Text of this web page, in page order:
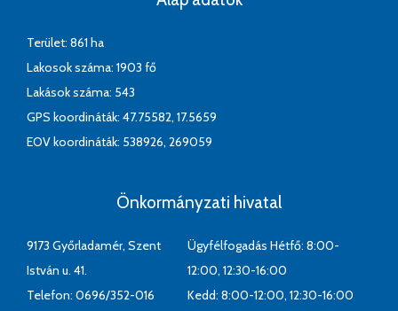
Terület: 861 ha
Lakosok száma: 1903 fő
Lakások száma: 543
GPS koordináták: 47.75582, 17.5659
EOV koordináták: 538926, 269059
Önkormányzati hivatal
9173 Győrladamér, Szent
István u. 41.
Telefon: 0696/352-016
Ügyfélfogadás Hétfő: 8:00-
12:00, 12:30-16:00
Kedd: 8:00-12:00, 12:30-16:00